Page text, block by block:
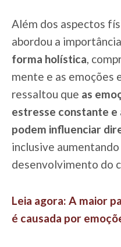
Além dos aspectos
abordou a
forma holística,
mente e as emoções
ressaltou que as
estresse constante e
podem influenciar
inclusive
desenvolvimento do
Leia agora: A maior
é causada por